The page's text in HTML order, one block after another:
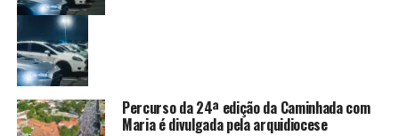
Percurso da 24ª edição da Caminhada com
Maria é divulgada pela arquidiocese